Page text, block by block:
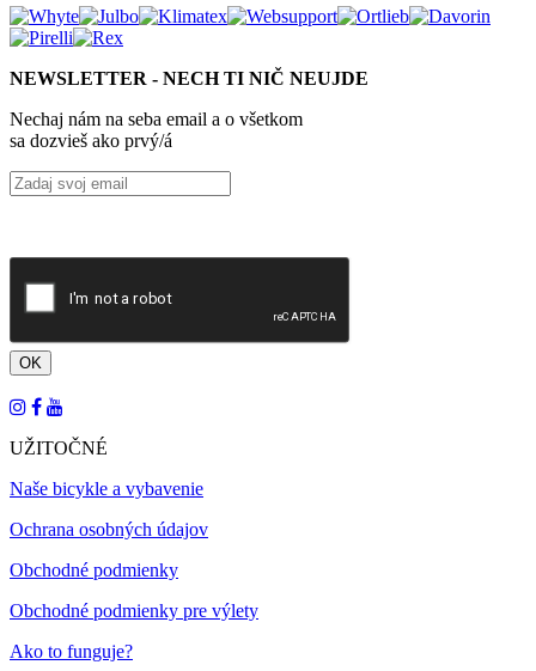
NEWSLETTER - NECH TI NIČ NEUJDE
Nechaj nám na seba email a o všetkom
sa dozvieš ako prvý/á
UŽITOČNÉ
Naše bicykle a vybavenie
Ochrana osobných údajov
Obchodné podmienky
Obchodné podmienky pre výlety
Ako to funguje?